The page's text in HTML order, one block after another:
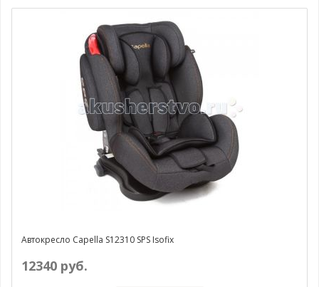
Автокресло Capella S12310 SPS Isofix
12340 руб.